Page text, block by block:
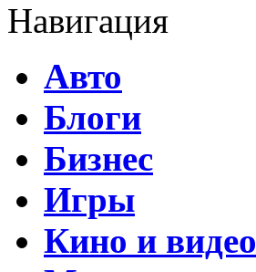
Навигация
Авто
Блоги
Бизнес
Игры
Кино и видео